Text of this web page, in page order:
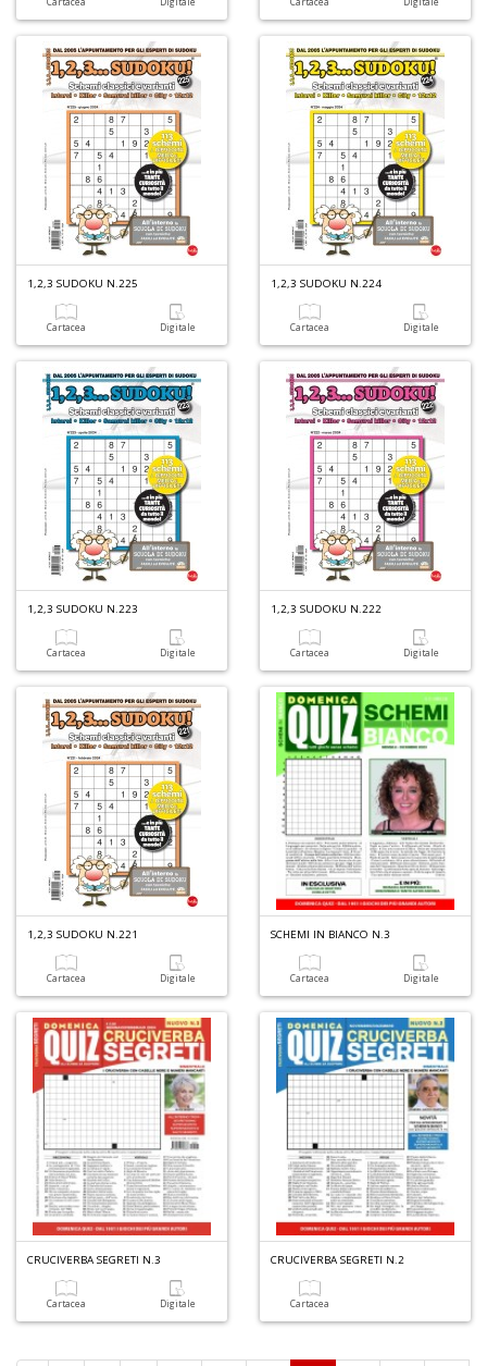
1,2,3 SUDOKU N.225
Cartacea Digitale
1,2,3 SUDOKU N.224
Cartacea Digitale
1,2,3 SUDOKU N.223
Cartacea Digitale
1,2,3 SUDOKU N.222
Cartacea Digitale
1,2,3 SUDOKU N.221
Cartacea Digitale
SCHEMI IN BIANCO N.3
Cartacea Digitale
CRUCIVERBA SEGRETI N.3
Cartacea Digitale
CRUCIVERBA SEGRETI N.2
Cartacea